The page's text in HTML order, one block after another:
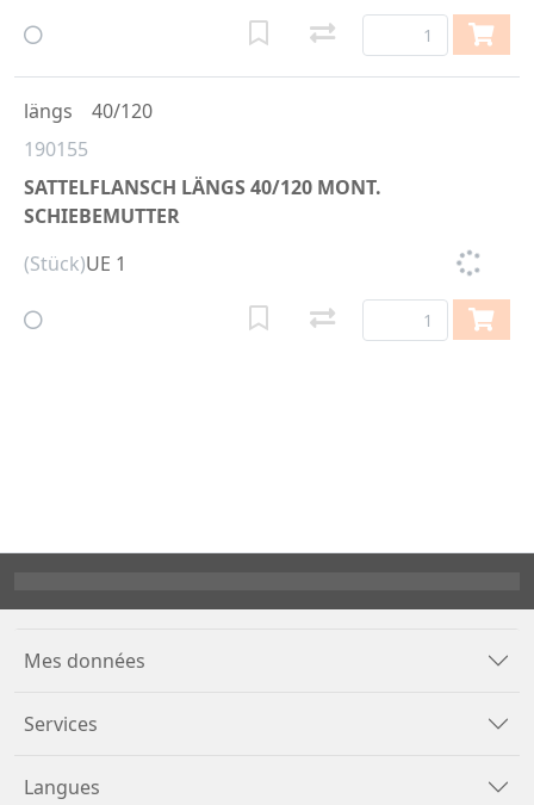
190155
SATTELFLANSCH LÄNGS 40/120 MONT.
SCHIEBEMUTTER
längs 40/120
(Stück)UE 1
Mes données
Services
Langues